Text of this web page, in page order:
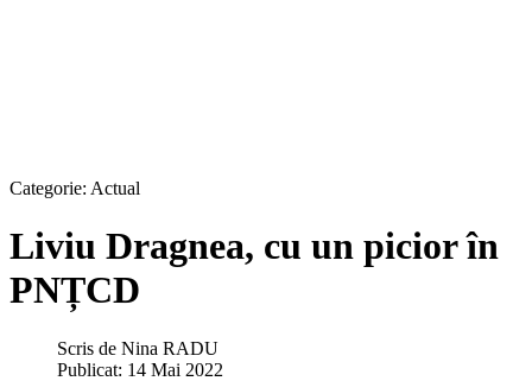
Categorie: Actual
Liviu Dragnea, cu un picior în
PNȚCD
Scris de Nina RADU
Publicat: 14 Mai 2022